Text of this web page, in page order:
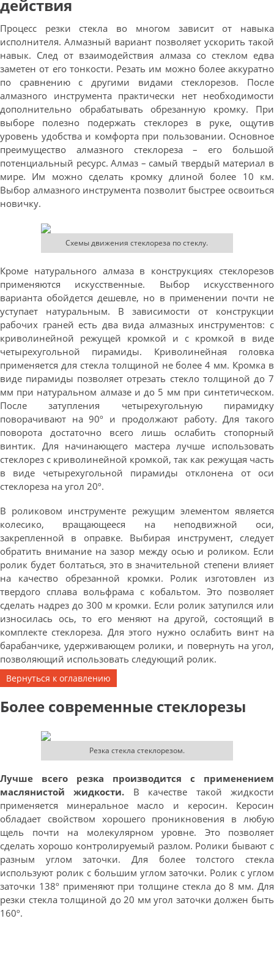
действия
Процесс резки стекла во многом зависит от навыка
исполнителя. Алмазный вариант позволяет ускорить такой
навык. След от взаимодействия алмаза со стеклом едва
заметен от его тонкости. Резать им можно более аккуратно
по сравнению с другими видами стеклорезов. После
алмазного инструмента практически нет необходимости
дополнительно обрабатывать обрезанную кромку. При
выборе полезно подержать стеклорез в руке, ощутив
уровень удобства и комфорта при пользовании. Основное
преимущество алмазного стеклореза – его большой
потенциальный ресурс. Алмаз – самый твердый материал в
мире. Им можно сделать кромку длиной более 10 км.
Выбор алмазного инструмента позволит быстрее освоиться
новичку.
Схемы движения стеклореза по стеклу.
Кроме натурального алмаза в конструкциях стеклорезов
применяются искусственные. Выбор искусственного
варианта обойдется дешевле, но в применении почти не
уступает натуральным. В зависимости от конструкции
рабочих граней есть два вида алмазных инструментов: с
криволинейной режущей кромкой и с кромкой в виде
четырехугольной пирамиды. Криволинейная головка
применяется для стекла толщиной не более 4 мм. Кромка в
виде пирамиды позволяет отрезать стекло толщиной до 7
мм при натуральном алмазе и до 5 мм при синтетическом.
После затупления четырехугольную пирамидку
поворачивают на 90º и продолжают работу. Для такого
поворота достаточно всего лишь ослабить стопорный
винтик. Для начинающего мастера лучше использовать
стеклорез с криволинейной кромкой, так как режущая часть
в виде четырехугольной пирамиды отклонена от оси
стеклореза на угол 20º.
В роликовом инструменте режущим элементом является
колесико, вращающееся на неподвижной оси,
закрепленной в оправке. Выбирая инструмент, следует
обратить внимание на зазор между осью и роликом. Если
ролик будет болтаться, это в значительной степени влияет
на качество обрезанной кромки. Ролик изготовлен из
твердого сплава вольфрама с кобальтом. Это позволяет
сделать надрез до 300 м кромки. Если ролик затупился или
износилась ось, то его меняют на другой, состоящий в
комплекте стеклореза. Для этого нужно ослабить винт на
барабанчике, удерживающем ролики, и повернуть на угол,
позволяющий использовать следующий ролик.
Вернуться к оглавлению
Более современные стеклорезы
Резка стекла стеклорезом.
Лучше всего резка производится с применением
маслянистой жидкости. В качестве такой жидкости
применяется минеральное масло и керосин. Керосин
обладает свойством хорошего проникновения в любую
щель почти на молекулярном уровне. Это позволяет
сделать хорошо контролируемый разлом. Ролики бывают с
разным углом заточки. Для более толстого стекла
используют ролик с большим углом заточки. Ролик с углом
заточки 138º применяют при толщине стекла до 8 мм. Для
резки стекла толщиной до 20 мм угол заточки должен быть
160º.